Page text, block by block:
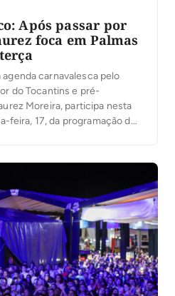
Após passar por
foca em Palmas
carnavalesca pelo
do Tocantins e pré-
Moreira, participa nesta
feira, 17, da programação do
período na capital,
em […]